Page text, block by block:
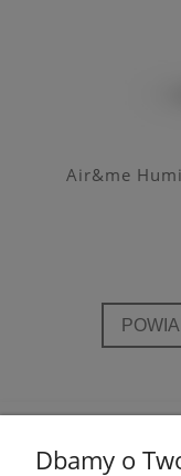
Air&me
Dbamy o